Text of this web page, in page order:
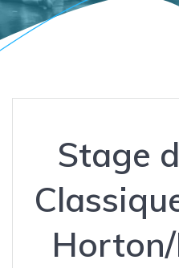
Stage